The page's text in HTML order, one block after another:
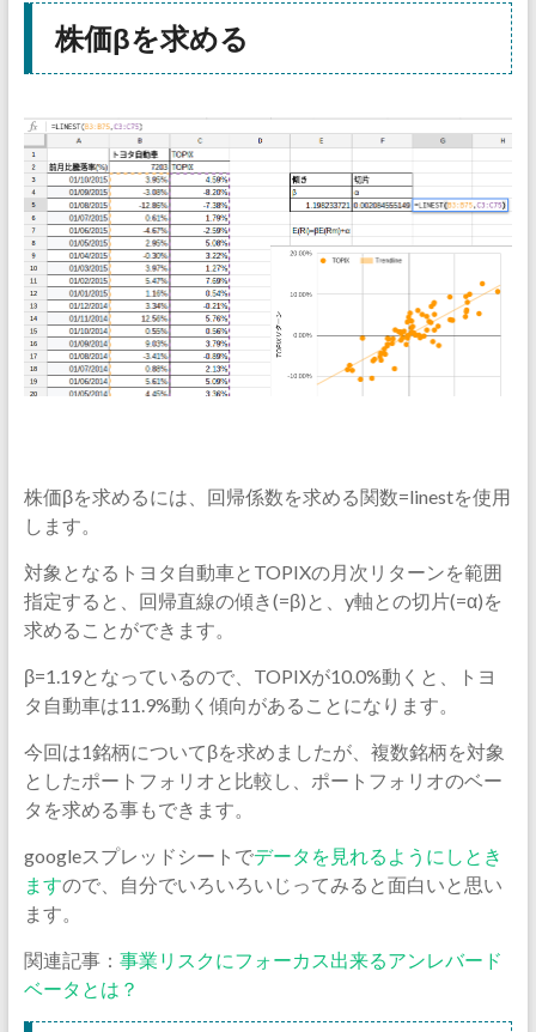
株価βを求める
株価βを求めるには、回帰係数を求める関数=linestを使用
します。
対象となるトヨタ自動車とTOPIXの月次リターンを範囲
指定すると、回帰直線の傾き(=β)と、y軸との切片(=α)を
求めることができます。
β=1.19となっているので、TOPIXが10.0%動くと、トヨ
タ自動車は11.9%動く傾向があることになります。
今回は1銘柄についてβを求めましたが、複数銘柄を対象
としたポートフォリオと比較し、ポートフォリオのベー
タを求める事もできます。
googleスプレッドシートでデータを見れるようにしとき
ますので、自分でいろいろいじってみると面白いと思い
ます。
関連記事： 事業リスクにフォーカス出来るアンレバード
ベータとは？